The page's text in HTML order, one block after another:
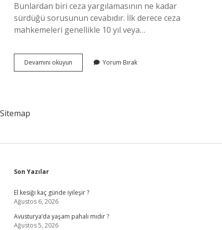
Bunlardan biri ceza yargılamasının ne kadar
sürdüğü sorusunun cevabıdır. İlk derece ceza
mahkemeleri genellikle 10 yıl veya…
Devamını okuyun
Ceza
Yorum Bırak
Sitemap
Sidebar
Son Yazılar
El kesiği kaç günde iyileşir ?
Ağustos 6, 2026
Avusturya’da yaşam pahalı mıdır ?
Ağustos 5, 2026